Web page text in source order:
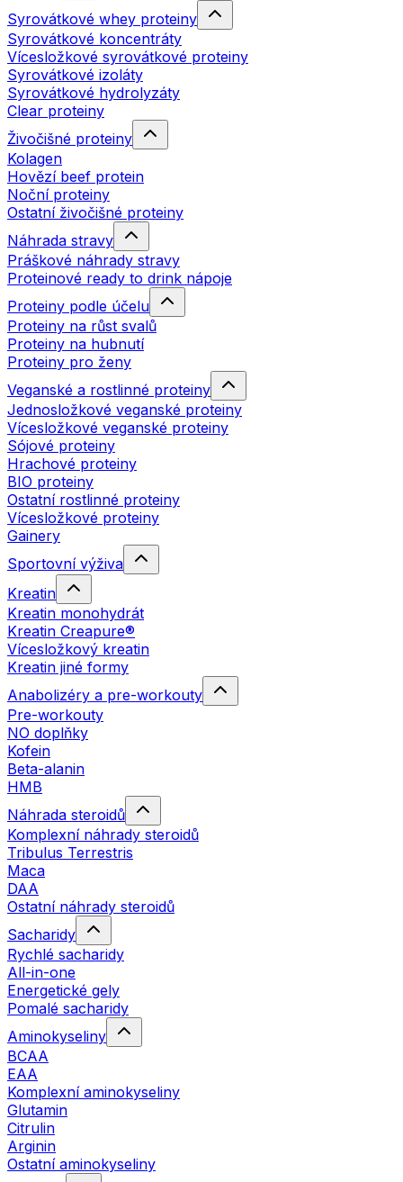
Syrovátkové whey proteiny
Syrovátkové koncentráty
Vícesložkové syrovátkové proteiny
Syrovátkové izoláty
Syrovátkové hydrolyzáty
Clear proteiny
Živočišné proteiny
Kolagen
Hovězí beef protein
Noční proteiny
Ostatní živočišné proteiny
Náhrada stravy
Práškové náhrady stravy
Proteinové ready to drink nápoje
Proteiny podle účelu
Proteiny na růst svalů
Proteiny na hubnutí
Proteiny pro ženy
Veganské a rostlinné proteiny
Jednosložkové veganské proteiny
Vícesložkové veganské proteiny
Sójové proteiny
Hrachové proteiny
BIO proteiny
Ostatní rostlinné proteiny
Vícesložkové proteiny
Gainery
Sportovní výživa
Kreatin
Kreatin monohydrát
Kreatin Creapure®
Vícesložkový kreatin
Kreatin jiné formy
Anabolizéry a pre-workouty
Pre-workouty
NO doplňky
Kofein
Beta-alanin
HMB
Náhrada steroidů
Komplexní náhrady steroidů
Tribulus Terrestris
Maca
DAA
Ostatní náhrady steroidů
Sacharidy
Rychlé sacharidy
All-in-one
Energetické gely
Pomalé sacharidy
Aminokyseliny
BCAA
EAA
Komplexní aminokyseliny
Glutamin
Citrulin
Arginin
Ostatní aminokyseliny